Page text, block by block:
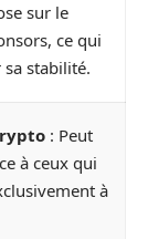
sur le
ce qui
stabilité.
: Peut
à ceux qui
à